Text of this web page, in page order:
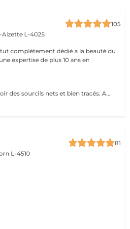
105
Alzette L-4025
complètement dédié a la beauté du
expertise de plus 10 ans en
L'épilation au fil permet d'avoir des sourcils nets et bien tracés. Avec des sourcils bien dessinés, vous pourrez avoir un regard attrayant et charmant. Pas de poils incarnés Les poils incarnés sont des poils qui poussent sous la peau. Ils ne sont pas esthétiques. Ils peuvent aussi causer des inflammations et des boutons rouges douloureux. Avec l'épilation au fil, vous pouvez dire adieu aux poils incarnés. Vous aurez un résultat efficace et une peau douce. D'un autre côté, cette technique d'épilation évite les poils cassés.
81
L-4510